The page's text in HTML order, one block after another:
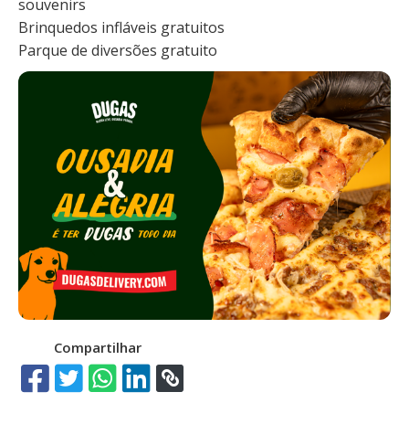
souvenirs
Brinquedos infláveis gratuitos
Parque de diversões gratuito
Compartilhar